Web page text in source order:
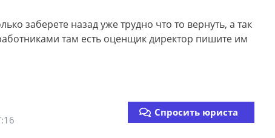
заберете назад уже трудно что то вернуть, а так
там есть оценщик директор пишите им
Спросить юриста